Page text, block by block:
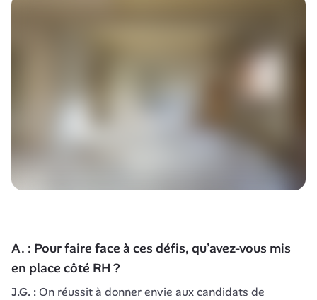
A. : Pour faire face à ces défis, qu’avez-vous mis
en place côté RH ?
J.G. : On réussit à donner envie aux candidats de